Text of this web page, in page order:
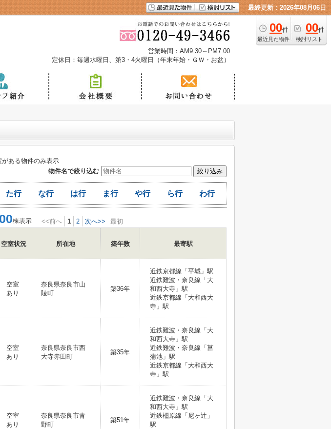
最終更新：2026年08月06日
00件
最近見た物件
00件
検討リスト
営業時間：AM9:30～PM7:00
定休日：毎週水曜日、第3・4火曜日（年末年始・ＧＷ・お盆）
がある物件のみ表示
物件名で絞り込む
た行 な行 は行 ま行 や行 ら行 わ行
棟表示 <<前へ 1 2 次へ>> 最初
空室状況 所在地 築年数 最寄駅
空室
あり
奈良県奈良市山
陵町
築36年
近鉄京都線「平城」駅
近鉄難波・奈良線「大
和西大寺」駅
近鉄京都線「大和西大
寺」駅
空室
あり
奈良県奈良市西
大寺赤田町
築35年
近鉄難波・奈良線「大
和西大寺」駅
近鉄難波・奈良線「菖
蒲池」駅
近鉄京都線「大和西大
寺」駅
空室
あり
奈良県奈良市青
野町
築51年
近鉄難波・奈良線「大
和西大寺」駅
近鉄橿原線「尼ヶ辻」
駅